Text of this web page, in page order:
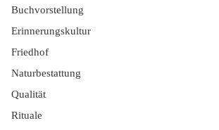
Buchvorstellung
Erinnerungskultur
Friedhof
Naturbestattung
Qualität
Rituale